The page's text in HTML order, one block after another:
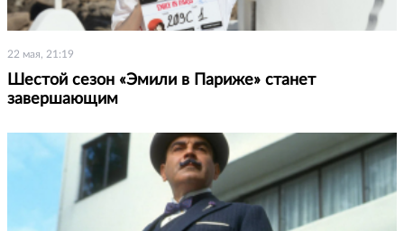
22 мая, 21:19
Шестой сезон «Эмили в Париже» станет
завершающим